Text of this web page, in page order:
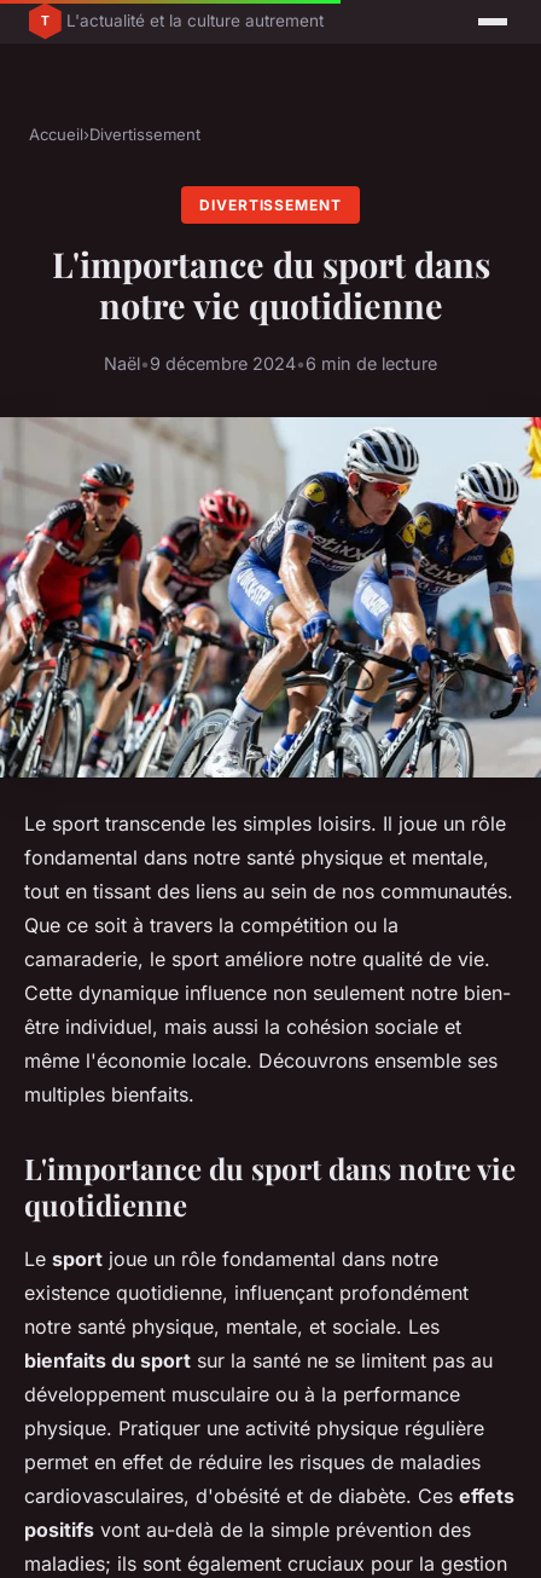
L'actualité et la culture autrement
Accueil›Divertissement
DIVERTISSEMENT
L'importance du sport dans
notre vie quotidienne
Naël•9 décembre 2024•6 min de lecture
Le sport transcende les simples loisirs. Il joue un rôle
fondamental dans notre santé physique et mentale,
tout en tissant des liens au sein de nos communautés.
Que ce soit à travers la compétition ou la
camaraderie, le sport améliore notre qualité de vie.
Cette dynamique influence non seulement notre bien-
être individuel, mais aussi la cohésion sociale et
même l'économie locale. Découvrons ensemble ses
multiples bienfaits.
L'importance du sport dans notre vie
quotidienne
Le sport joue un rôle fondamental dans notre
existence quotidienne, influençant profondément
notre santé physique, mentale, et sociale. Les
bienfaits du sport sur la santé ne se limitent pas au
développement musculaire ou à la performance
physique. Pratiquer une activité physique régulière
permet en effet de réduire les risques de maladies
cardiovasculaires, d'obésité et de diabète. Ces effets
positifs vont au-delà de la simple prévention des
maladies; ils sont également cruciaux pour la gestion